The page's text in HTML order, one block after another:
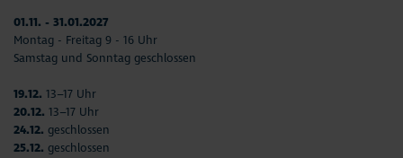
01.11. - 31.01.2027
Montag - Freitag 9 - 16 Uhr
Samstag und Sonntag geschlossen
19.12. 13–17 Uhr
20.12. 13–17 Uhr
24.12. geschlossen
25.12. geschlossen